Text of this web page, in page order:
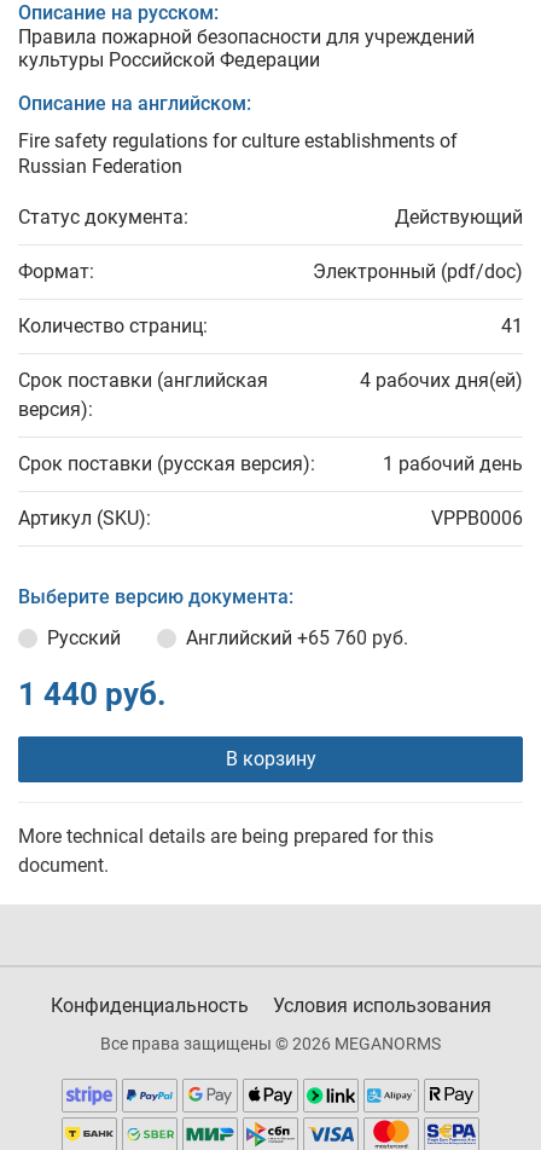
Описание на русском:
Правила пожарной безопасности для учреждений
культуры Российской Федерации
Описание на английском:
Fire safety regulations for culture establishments of
Russian Federation
Статус документа: Действующий
Формат: Электронный (pdf/doc)
Количество страниц: 41
Срок поставки (английская
версия):
4 рабочих дня(ей)
Срок поставки (русская версия): 1 рабочий день
Артикул (SKU): VPPB0006
Выберите версию документа:
Русский
Английский +65 760 руб.
1 440 руб.
В корзину
More technical details are being prepared for this
document.
Конфиденциальность Условия использования
Все права защищены © 2026 MEGANORMS